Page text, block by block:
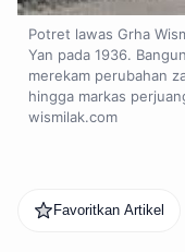
Potret lawas Grha
Yan pada 1936.
merekam perubahan
hingga markas
wismilak.com
Favoritkan Artikel